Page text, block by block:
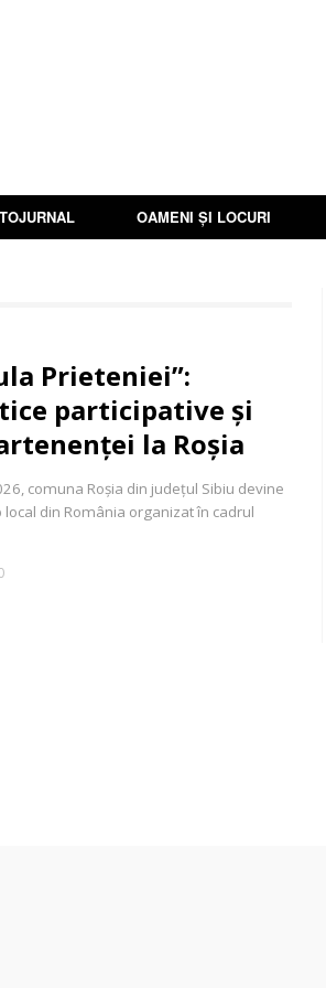
OAMENI ȘI LOCURI
Prieteniei”:
participative și
la Roșia
comuna Roșia din județul Sibiu devine
din România organizat în cadrul